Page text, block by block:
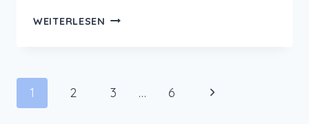
WEITERLESEN HYGGE
MEHR
Seitennavigation
1 2 3 … 6
Nächste